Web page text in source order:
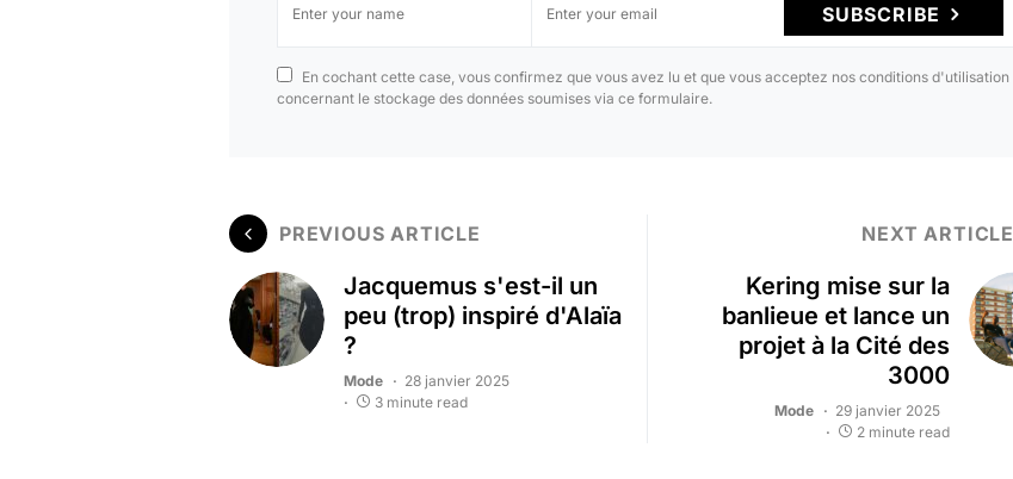
SUBSCRIBE
En cochant cette case, vous confirmez que vous avez lu et que vous acceptez nos conditions d'utilisation
concernant le stockage des données soumises via ce formulaire.
PREVIOUS ARTICLE
Jacquemus s'est-il un
peu (trop) inspiré d'Alaïa
?
Mode
28 janvier 2025
3 minute read
NEXT ARTICLE
Kering mise sur la
banlieue et lance un
projet à la Cité des
3000
Mode
29 janvier 2025
2 minute read